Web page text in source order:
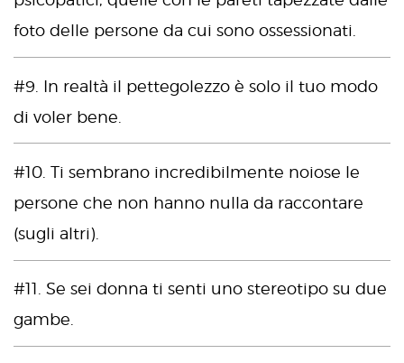
foto delle persone da cui sono ossessionati.
#9. In realtà il pettegolezzo è solo il tuo modo
di voler bene.
#10. Ti sembrano incredibilmente noiose le
persone che non hanno nulla da raccontare
(sugli altri).
#11. Se sei donna ti senti uno stereotipo su due
gambe.